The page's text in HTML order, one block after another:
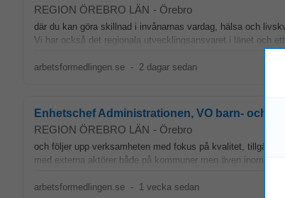
REGION ÖREBRO LÄN - Örebro
där du kan göra skillnad i invånarnas vardag, hälsa och
Vi har också det regionala utvecklingsansvaret i länet och
arbetsformedlingen.se - 2 dagar sedan
Enhetschef Administrationen, VO barn- och
REGION ÖREBRO LÄN - Örebro
och följer upp verksamheten med fokus på kvalitet,
med externa aktörer både på kommuner men även inom
arbetsformedlingen.se - 1 vecka sedan